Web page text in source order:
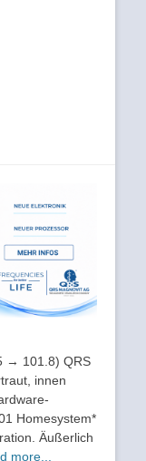
→ 101.8) QRS
innen
Homesystem*
Äußerlich
more...